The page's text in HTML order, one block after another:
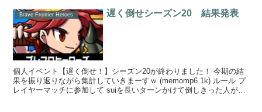
Brave Frontier Heroes 遅く倒せシーズン20 結果発表
個人イベント【遅く倒せ！】シーズン20が終わりました！ 今期の結
果を振り返りながら集計していきまーすｗ (memomp6.1k) ルール プ
レイヤーマッチに参加して suiを長いターンかけて倒しきった人が勝